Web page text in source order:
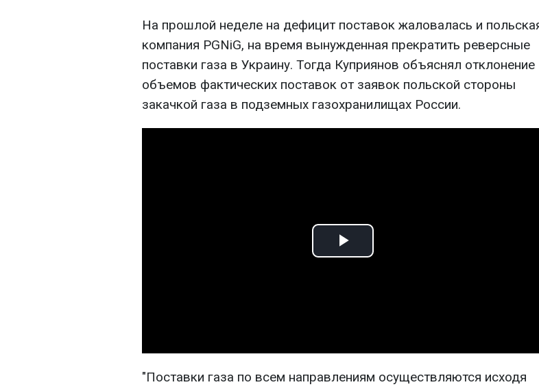
На прошлой неделе на дефицит поставок жаловалась и
компания PGNiG, на время вынужденная прекратить реверсные
поставки газа в Украину. Тогда Куприянов объяснял отклонение
объемов фактических поставок от заявок польской стороны
закачкой газа в подземных газохранилищах России.
Play
"Поставки газа по всем направлениям осуществляются исходя